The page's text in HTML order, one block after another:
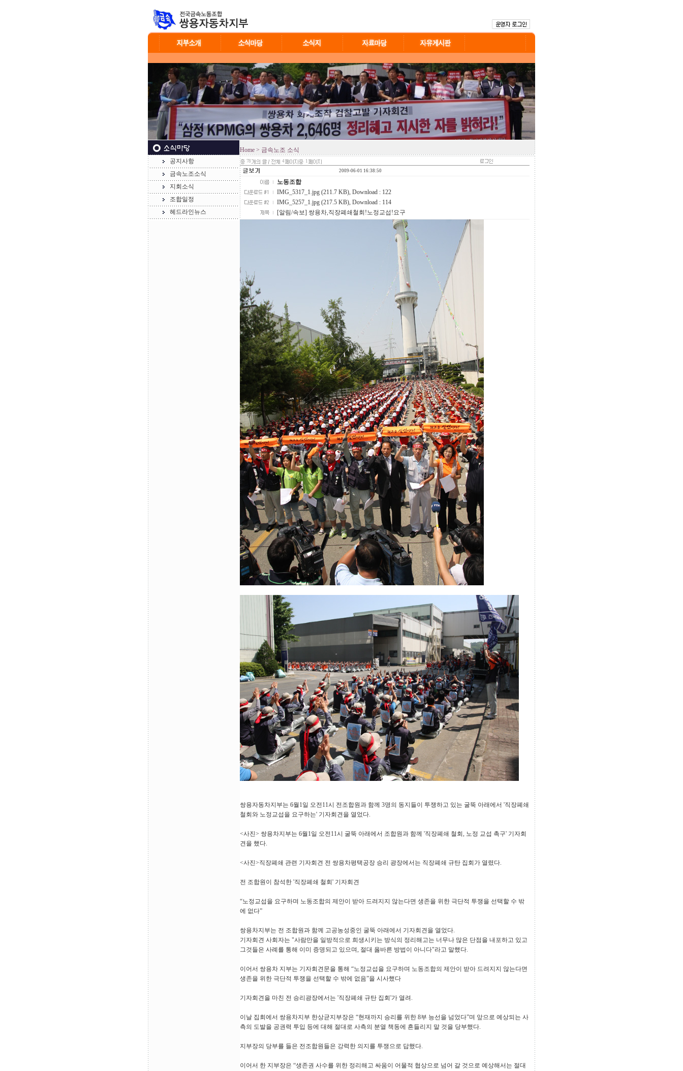
공지사항
금속노조소식
지회소식
조합일정
헤드라인뉴스
Home > 금속노조 소식
78 4
1
2009-06-01 16:38:50
노동조합
IMG_5317_1.jpg (211.7 KB), Download : 122
IMG_5257_1.jpg (217.5 KB), Download : 114
[알림/속보] 쌍용차,직장폐쇄철회!노정교섭!요구
쌍용자동차지부는 6월1일 오전11시 전조합원과 함께 3명의 동지들이 투쟁하고 있는 굴뚝 아래에서 '직장폐쇄
철회와 노정교섭을 요구하는' 기자회견을 열었다.
<사진> 쌍용차지부는 6월1일 오전11시 굴뚝 아래에서 조합원과 함께 '직장폐쇄 철회, 노정 교섭 촉구' 기자회
견을 했다.
<사진>직장폐쇄 관련 기자회견 전 쌍용차평택공장 승리 광장에서는 직장폐쇄 규탄 집회가 열렸다.
전 조합원이 참석한 '직장폐쇄 철회' 기자회견
“노정교섭을 요구하며 노동조합의 제안이 받아 드려지지 않는다면 생존을 위한 극단적 투쟁을 선택할 수 밖
에 없다”
쌍용차지부는 전 조합원과 함께 고공농성중인 굴뚝 아래에서 기자회견을 열었다.
기자회견 사회자는 "사람만을 일방적으로 희생시키는 방식의 정리해고는 너무나 많은 단점을 내포하고 있고
그것들은 사례를 통해 이미 증명되고 있으며, 절대 옳바른 방법이 아니다"라고 말했다.
이어서 쌍용차 지부는 기자회견문을 통해 “노정교섭을 요구하며 노동조합의 제안이 받아 드려지지 않는다면
생존을 위한 극단적 투쟁을 선택할 수 밖에 없음”을 시사했다
기자회견을 마친 전 승리광장에서는 '직장폐쇄 규탄 집회'가 열려.
이날 집회에서 쌍용차지부 한상균지부장은 “현재까지 승리를 위한 8부 능선을 넘었다”며 앞으로 예상되는 사
측의 도발을 공권력 투입 등에 대해 절대로 사측의 분열 책동에 흔들리지 말 것을 당부했다.
지부장의 당부를 들은 전조합원들은 강력한 의지를 투쟁으로 답했다.
이어서 한 지부장은 “생존권 사수를 위한 정리해고 싸움이 어물적 협상으로 넘어 갈 것으로 예상해서는 절대